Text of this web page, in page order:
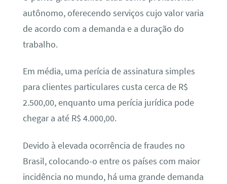
autônomo, oferecendo serviços cujo valor varia
de acordo com a demanda e a duração do
trabalho.
Em média, uma perícia de assinatura simples
para clientes particulares custa cerca de R$
2.500,00, enquanto uma perícia jurídica pode
chegar a até R$ 4.000,00.
Devido à elevada ocorrência de fraudes no
Brasil, colocando-o entre os países com maior
incidência no mundo, há uma grande demanda